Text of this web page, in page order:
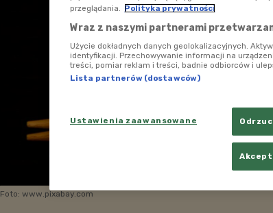
Foto: www.pixabay.com
przeglądania. Polityka prywatności
Wraz z naszymi partnerami
Użycie dokładnych danych geolokalizacyjnych.
identyfikacji. Przechowywanie informacji na
treści, pomiar reklam i treści, badnie odbiorców i
Lista partnerów (dostawców)
Ustawienia zaawansowane